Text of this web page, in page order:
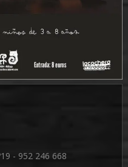
- 952 246 668